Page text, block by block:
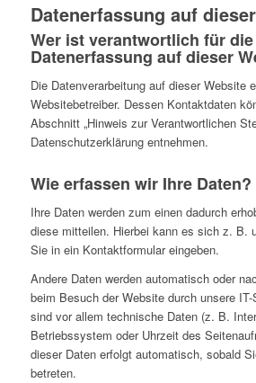
Datenerfassung auf
Wer ist verantwortlich für die
Datenerfassung auf dieser
Die Datenverarbeitung auf dieser Website
Websitebetreiber. Dessen Kontaktdaten
Abschnitt „Hinweis zur Verantwortlichen
Datenschutzerklärung entnehmen.
Wie erfassen wir Ihre Daten?
Ihre Daten werden zum einen dadurch
diese mitteilen. Hierbei kann es sich z. B.
Sie in ein Kontaktformular eingeben.
Andere Daten werden automatisch oder
beim Besuch der Website durch unsere
sind vor allem technische Daten (z. B.
Betriebssystem oder Uhrzeit des
dieser Daten erfolgt automatisch, sobald
betreten.